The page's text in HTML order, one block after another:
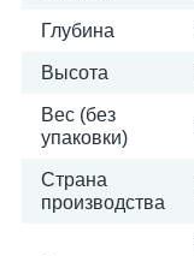
Глубина
Высота
Вес (без
упаковки)
Страна
производства